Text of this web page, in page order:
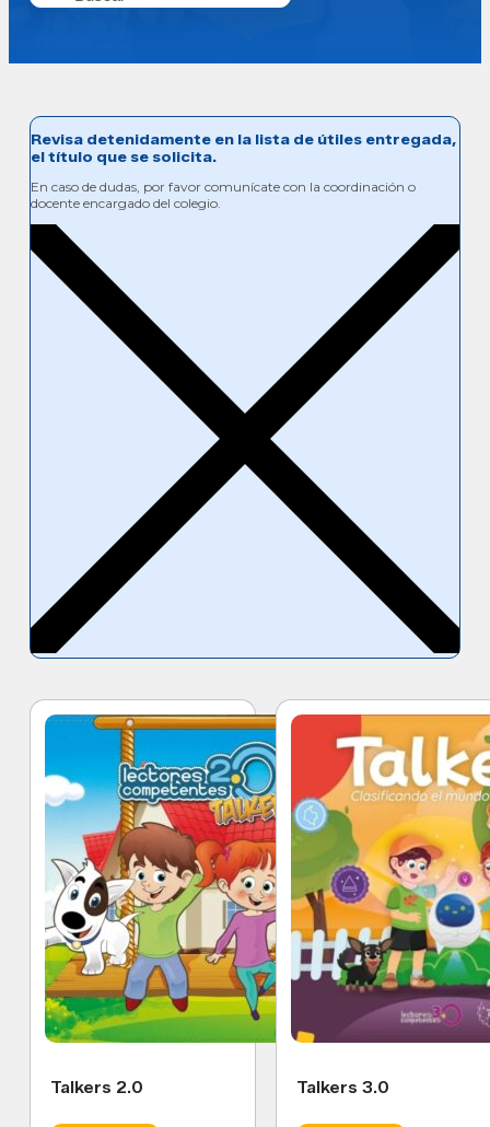
Revisa detenidamente en la lista de útiles entregada,
el título que se solicita.
En caso de dudas, por favor comunícate con la coordinación o
docente encargado del colegio.
Talkers 2.0 Talkers 3.0